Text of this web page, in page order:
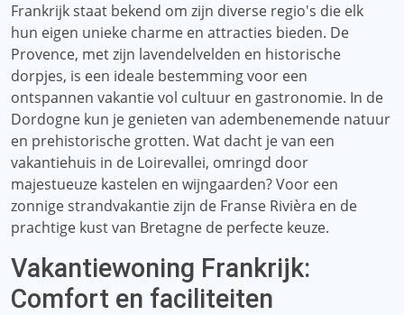
Frankrijk staat bekend om zijn diverse regio's die elk
hun eigen unieke charme en attracties bieden. De
Provence, met zijn lavendelvelden en historische
dorpjes, is een ideale bestemming voor een
ontspannen vakantie vol cultuur en gastronomie. In de
Dordogne kun je genieten van adembenemende natuur
en prehistorische grotten. Wat dacht je van een
vakantiehuis in de Loirevallei, omringd door
majestueuze kastelen en wijngaarden? Voor een
zonnige strandvakantie zijn de Franse Rivièra en de
prachtige kust van Bretagne de perfecte keuze.
Vakantiewoning Frankrijk:
Comfort en faciliteiten